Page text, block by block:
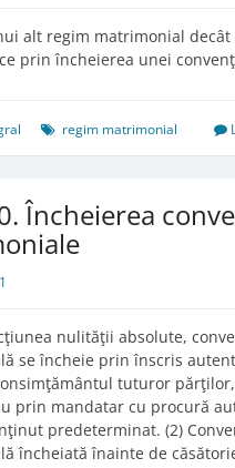
alt regim matrimonial
prin încheierea unei
regim matrimonial
Încheierea
nulităţii absolute,
se încheie prin înscris
tuturor
prin mandatar cu procură
predeterminat. (2)
încheiată înainte de